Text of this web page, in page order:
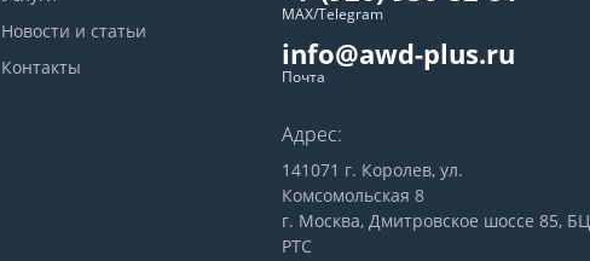
Новости и статьи
Контакты
MAX/Telegram
info@awd-plus.ru
Почта
Адрес:
141071 г. Королев, ул.
Комсомольская 8
г. Москва, Дмитровское шоссе 85, БЦ
РТС